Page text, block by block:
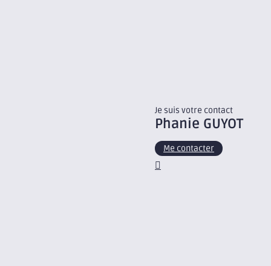
Je suis votre contact
Phanie GUYOT
Me contacter